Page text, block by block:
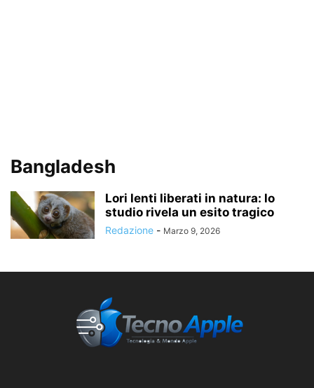
Bangladesh
Lori lenti liberati in natura: lo
studio rivela un esito tragico
Redazione - Marzo 9, 2026